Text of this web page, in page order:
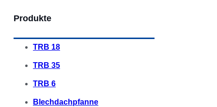
Produkte
TRB 18
TRB 35
TRB 6
Blechdachpfanne